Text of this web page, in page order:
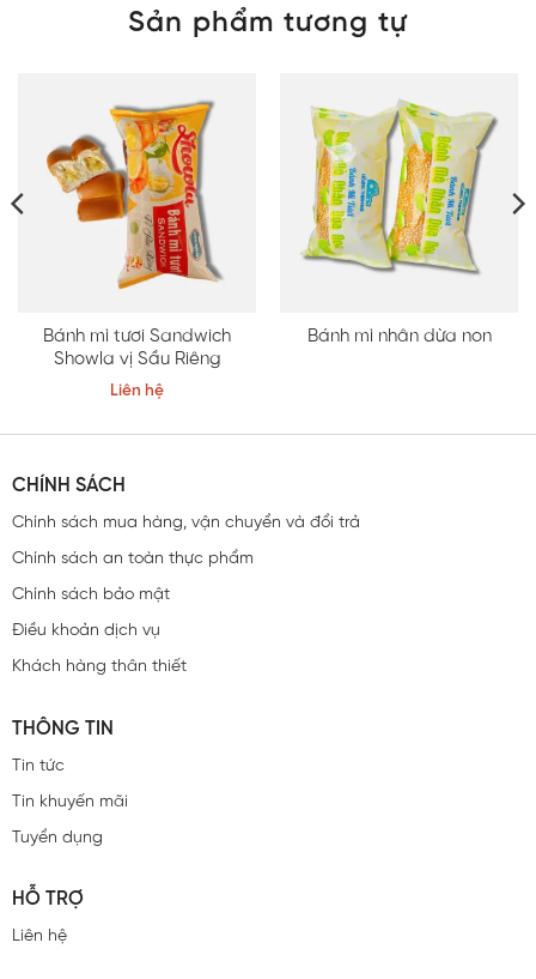
Sản phẩm tương tự
Bánh mì tươi Sandwich
Showla vị Sầu Riêng
Liên hệ
Bánh mì nhân dừa non
CHÍNH SÁCH
Chính sách mua hàng, vận chuyển và đổi trả
Chính sách an toàn thực phẩm
Chính sách bảo mật
Điều khoản dịch vụ
Khách hàng thân thiết
THÔNG TIN
Tin tức
Tin khuyến mãi
Tuyển dụng
HỖ TRỢ
Liên hệ